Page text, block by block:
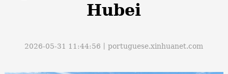
Hubei
2026-05-31 11:44:56丨portuguese.xinhuanet.com